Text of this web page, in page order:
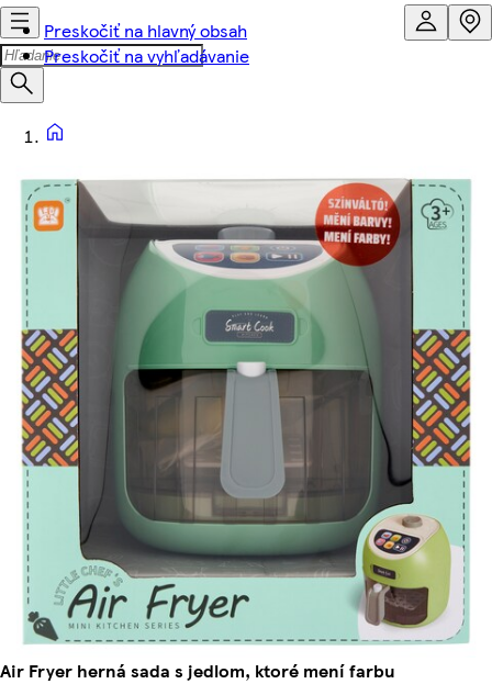
Preskočiť na hlavný obsah
Preskočiť na vyhľadávanie
Air Fryer herná sada s jedlom, ktoré mení farbu